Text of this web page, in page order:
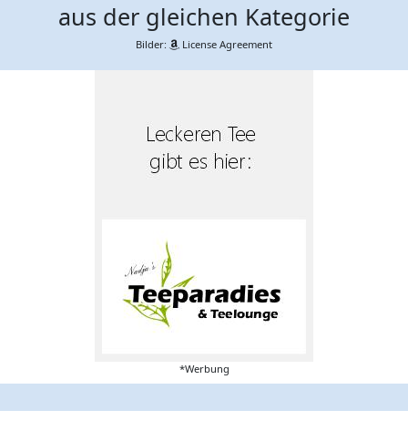
aus der gleichen Kategorie
Bilder: License Agreement
*Werbung